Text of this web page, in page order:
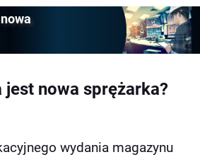
jest nowa sprężarka?
wydania magazynu